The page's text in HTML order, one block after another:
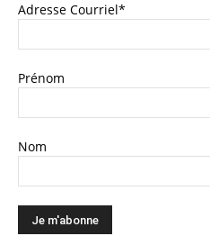
Adresse Courriel*
Prénom
Nom